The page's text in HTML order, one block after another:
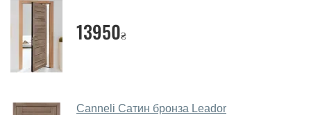
Чи допомагаєте ви вибрати дверні
полотна?
Так. Ми консультуємо покупців
салоні-магазині.
13950₴
Canneli Сатин бронза Leador